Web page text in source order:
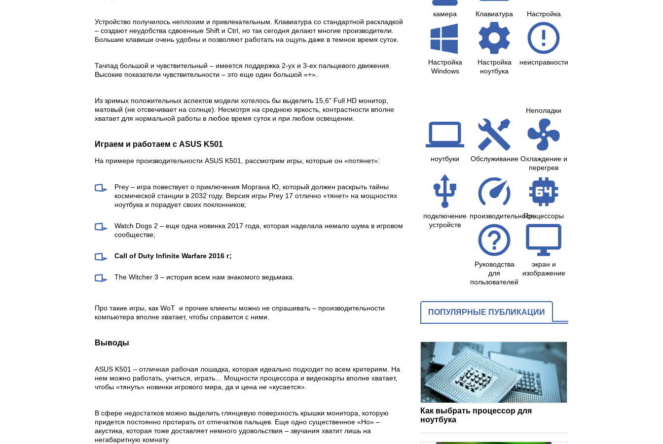
Устройство получилось неплохим и привлекательным. Клавиатура со стандартной раскладкой
– создают неудобства сдвоенные Shift и Ctrl, но так сегодня делают многие производители.
Большие клавиши очень удобны и позволяют работать на ощупь даже в темное время суток.
Тачпад большой и чувствительный – имеется поддержка 2-ух и 3-ех пальцевого движения.
Высокие показатели чувствительности – это еще один большой «+».
Из зримых положительных аспектов модели хотелось бы выделить 15,6” Full HD монитор,
матовый (не отсвечивает на солнце). Несмотря на среднюю яркость, контрастности вполне
хватает для нормальной работы в любое время суток и при любом освещении.
Играем и работаем с ASUS K501
На примере производительности ASUS K501, рассмотрим игры, которые он «потянет»:
Prey – игра повествует о приключения Моргана Ю, который должен раскрыть тайны
космической станции в 2032 году. Версия игры Prey 17 отлично «тянет» на мощностях
ноутбука и порадует своих поклонников;
Watch Dogs 2 – еще одна новинка 2017 года, которая наделала немало шума в игровом
сообществе;
Call of Duty Infinite Warfare 2016 г;
The Witcher 3 – история всем нам знакомого ведьмака.
Про такие игры, как WoT и прочие клиенты можно не спрашивать – производительности
компьютера вполне хватает, чтобы справится с ними.
Выводы
ASUS K501 – отличная рабочая лошадка, которая идеально подходит по всем критериям. На
нем можно работать, учиться, играть… Мощности процессора и видеокарты вполне хватает,
чтобы «тянуть» новинки игрового мира, да и цена не «кусается».
В сфере недостатков можно выделить глянцевую поверхность крышки монитора, которую
придется постоянно протирать от отпечатков пальцев. Еще одно существенное «Но» –
акустика, которая тоже доставляет немного удовольствия – звучания хватит лишь на
негабаритную комнату.
камера Клавиатура Настройка
Настройка
Windows
Настройка
ноутбука
неисправности
Неполадки
ноутбуки Обслуживание Охлаждение и
перегрев
подключение
устройств
производительностьПроцессоры
Руководства
для
пользователей
экран и
изображение
ПОПУЛЯРНЫЕ ПУБЛИКАЦИИ
Как выбрать процессор для
ноутбука